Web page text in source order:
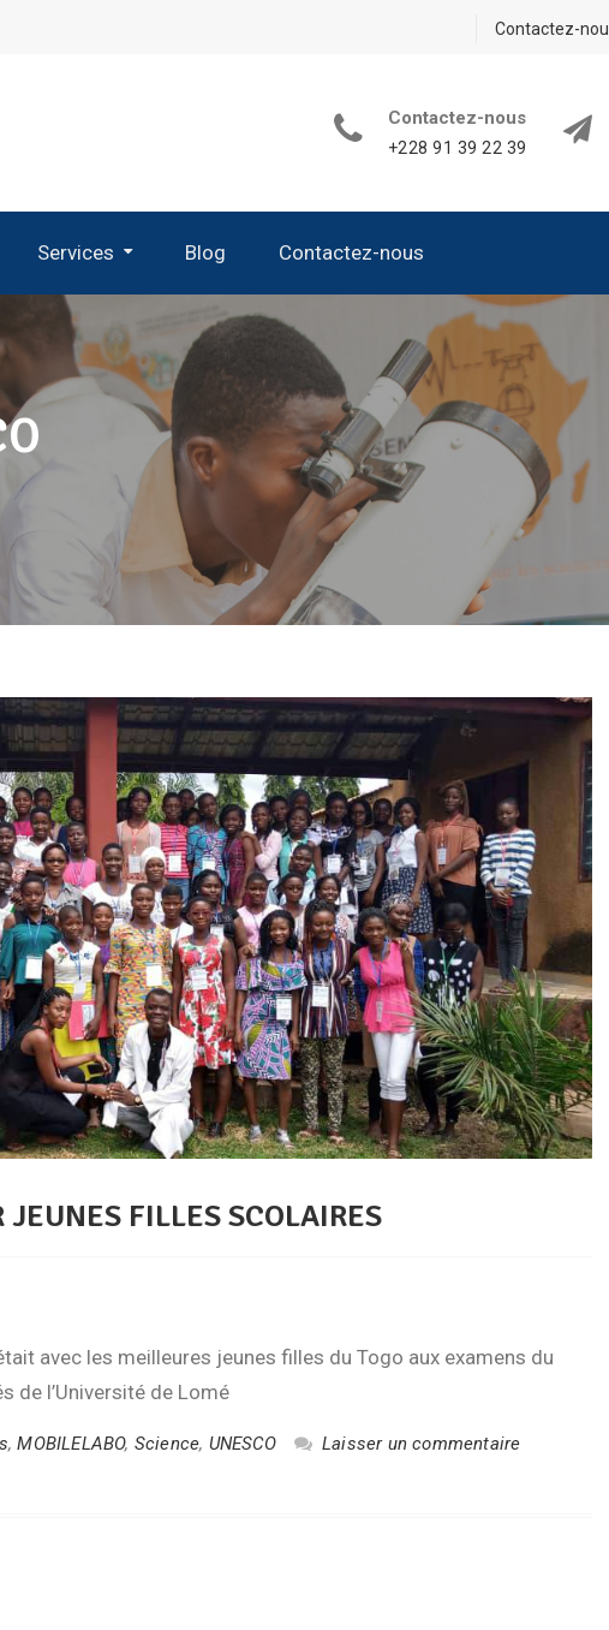
Contactez-
Contactez-nous
+228 91 39 22 39
Services Blog Contactez-nous
FILLES SCOLAIRES
avec les meilleures jeunes filles du Togo aux examens du
de l’Université de Lomé
,MOBILELABO, Science, UNESCO Laisser un commentaire